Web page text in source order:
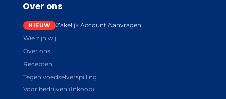
Over ons
Zakelijk Account Aanvragen
Wie zijn wij
Over ons
Recepten
Tegen voedselverspilling
Voor bedrijven (Inkoop)